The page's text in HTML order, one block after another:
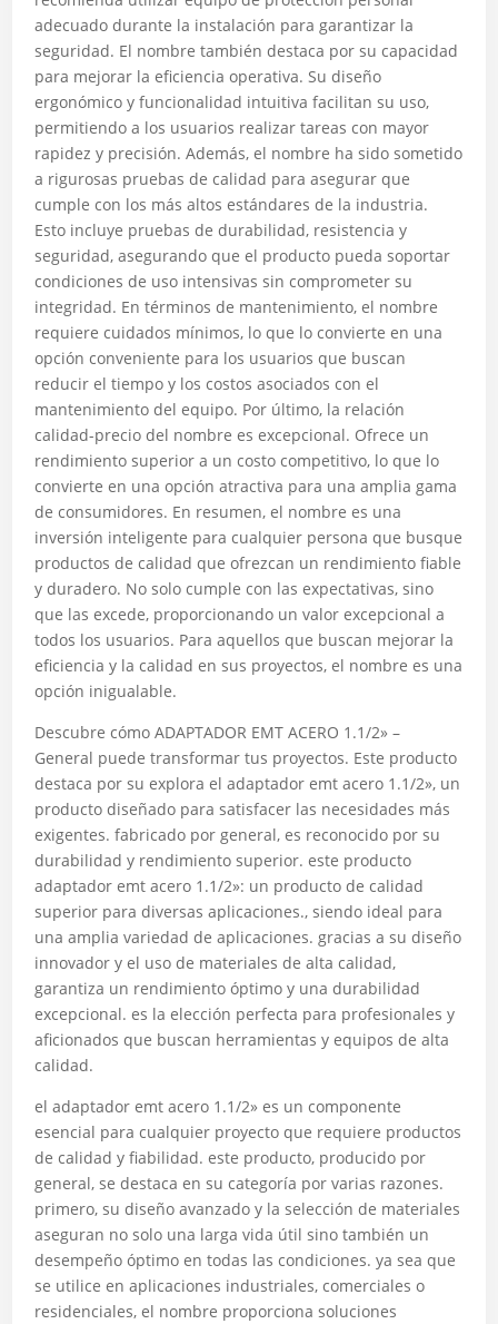
adecuado durante la instalación para garantizar la
seguridad. El nombre también destaca por su capacidad
para mejorar la eficiencia operativa. Su diseño
ergonómico y funcionalidad intuitiva facilitan su uso,
permitiendo a los usuarios realizar tareas con mayor
rapidez y precisión. Además, el nombre ha sido sometido
a rigurosas pruebas de calidad para asegurar que
cumple con los más altos estándares de la industria.
Esto incluye pruebas de durabilidad, resistencia y
seguridad, asegurando que el producto pueda soportar
condiciones de uso intensivas sin comprometer su
integridad. En términos de mantenimiento, el nombre
requiere cuidados mínimos, lo que lo convierte en una
opción conveniente para los usuarios que buscan
reducir el tiempo y los costos asociados con el
mantenimiento del equipo. Por último, la relación
calidad-precio del nombre es excepcional. Ofrece un
rendimiento superior a un costo competitivo, lo que lo
convierte en una opción atractiva para una amplia gama
de consumidores. En resumen, el nombre es una
inversión inteligente para cualquier persona que busque
productos de calidad que ofrezcan un rendimiento fiable
y duradero. No solo cumple con las expectativas, sino
que las excede, proporcionando un valor excepcional a
todos los usuarios. Para aquellos que buscan mejorar la
eficiencia y la calidad en sus proyectos, el nombre es una
opción inigualable.
Descubre cómo ADAPTADOR EMT ACERO 1.1/2» –
General puede transformar tus proyectos. Este producto
destaca por su explora el adaptador emt acero 1.1/2», un
producto diseñado para satisfacer las necesidades más
exigentes. fabricado por general, es reconocido por su
durabilidad y rendimiento superior. este producto
adaptador emt acero 1.1/2»: un producto de calidad
superior para diversas aplicaciones., siendo ideal para
una amplia variedad de aplicaciones. gracias a su diseño
innovador y el uso de materiales de alta calidad,
garantiza un rendimiento óptimo y una durabilidad
excepcional. es la elección perfecta para profesionales y
aficionados que buscan herramientas y equipos de alta
calidad.
el adaptador emt acero 1.1/2» es un componente
esencial para cualquier proyecto que requiere productos
de calidad y fiabilidad. este producto, producido por
general, se destaca en su categoría por varias razones.
primero, su diseño avanzado y la selección de materiales
aseguran no solo una larga vida útil sino también un
desempeño óptimo en todas las condiciones. ya sea que
se utilice en aplicaciones industriales, comerciales o
residenciales, el nombre proporciona soluciones